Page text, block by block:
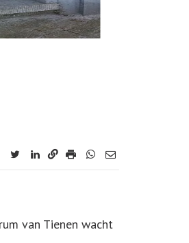
facebook
twitterlinkedin
van Tienen wacht